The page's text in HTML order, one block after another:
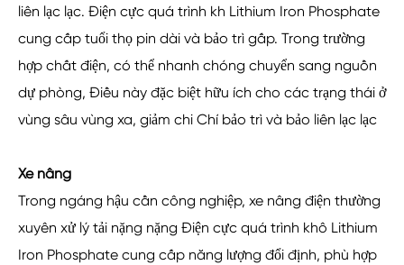
liên lạc lạc. Điện cực quá trình kh Lithium Iron Phosphate
cung cấp tuổi thọ pin dài và bảo trì gấp. Trong trường
hợp chất điện, có thể nhanh chóng chuyển sang nguồn
dự phòng, Điều này đặc biệt hữu ích cho các trạng thái ở
vùng sâu vùng xa, giảm chi Chí bảo trì và bảo liên lạc lạc
Xe nâng
Trong ngáng hậu cần công nghiệp, xe nâng điện thường
xuyên xử lý tải nặng nặng Điện cực quá trình khô Lithium
Iron Phosphate cung cấp năng lượng đổi định, phù hợp